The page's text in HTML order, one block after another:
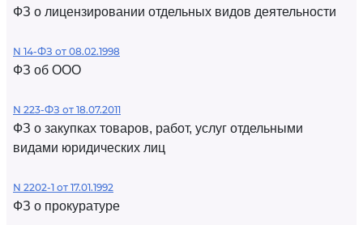
ФЗ о лицензировании отдельных видов деятельности
N 14-ФЗ от 08.02.1998
ФЗ об ООО
N 223-ФЗ от 18.07.2011
ФЗ о закупках товаров, работ, услуг отдельными
видами юридических лиц
N 2202-1 от 17.01.1992
ФЗ о прокуратуре